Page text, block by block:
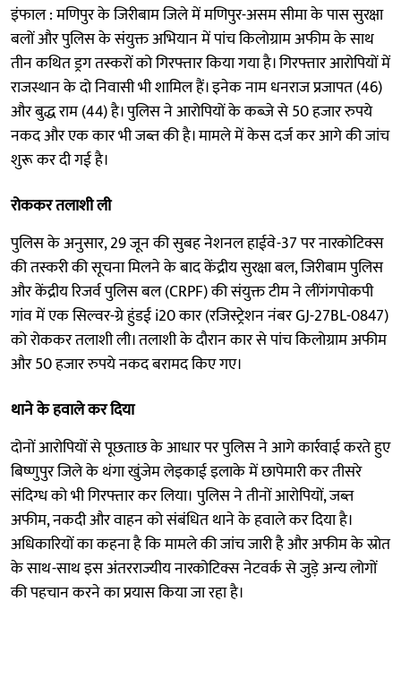
इंफाल : मणिपुर के जिरीबाम जिले में मणिपुर-असम सीमा के पास सुरक्षा
बलों और पुलिस के संयुक्त अभियान में पांच किलोग्राम अफीम के साथ
तीन कथित ड्रग तस्करों को गिरफ्तार किया गया है। गिरफ्तार आरोपियों में
राजस्थान के दो निवासी भी शामिल हैं। इनेक नाम धनराज प्रजापत (46)
और बुद्ध राम (44) है। पुलिस ने आरोपियों के कब्जे से 50 हजार रुपये
नकद और एक कार भी जब्त की है। मामले में केस दर्ज कर आगे की जांच
शुरू कर दी गई है।
रोककर तलाशी ली
पुलिस के अनुसार, 29 जून की सुबह नेशनल हाईवे-37 पर नारकोटिक्स
की तस्करी की सूचना मिलने के बाद केंद्रीय सुरक्षा बल, जिरीबाम पुलिस
और केंद्रीय रिजर्व पुलिस बल (CRPF) की संयुक्त टीम ने लींगंगपोकपी
गांव में एक सिल्वर-ग्रे हुंडई i20 कार (रजिस्ट्रेशन नंबर GJ-27BL-0847)
को रोककर तलाशी ली। तलाशी के दौरान कार से पांच किलोग्राम अफीम
और 50 हजार रुपये नकद बरामद किए गए।
थाने के हवाले कर दिया
दोनों आरोपियों से पूछताछ के आधार पर पुलिस ने आगे कार्रवाई करते हुए
बिष्णुपुर जिले के थंगा खुंजेम लेइकाई इलाके में छापेमारी कर तीसरे
संदिग्ध को भी गिरफ्तार कर लिया। पुलिस ने तीनों आरोपियों, जब्त
अफीम, नकदी और वाहन को संबंधित थाने के हवाले कर दिया है।
अधिकारियों का कहना है कि मामले की जांच जारी है और अफीम के स्रोत
के साथ-साथ इस अंतरराज्यीय नारकोटिक्स नेटवर्क से जुड़े अन्य लोगों
की पहचान करने का प्रयास किया जा रहा है।